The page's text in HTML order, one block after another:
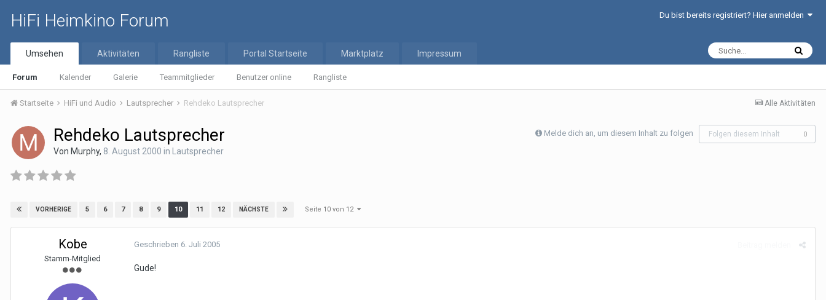
HiFi Heimkino Forum Du bist bereits registriert? Hier anmelden
Umsehen
Forum Kalender Galerie Teammitglieder Benutzer online Rangliste
Aktivitäten Rangliste Portal Startseite Marktplatz Impressum
Alle Aktivitäten
Startseite HiFi und Audio Lautsprecher Rehdeko Lautsprecher
Melde dich an, um diesem Inhalt zu folgen Folgen diesem Inhalt 0
Rehdeko Lautsprecher
Von Murphy, 8. August 2000 in Lautsprecher
VORHERIGE 5 6 7 8 9 10 11 12 NÄCHSTE Seite 10 von 12
Kobe
Stamm-Mitglied
Geschrieben 6. Juli 2005
Gude!